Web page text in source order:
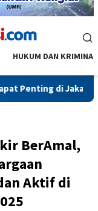
HUKUM DAN KRIMINAL
di Jakarta Demi
BerAmal,
Aktif di